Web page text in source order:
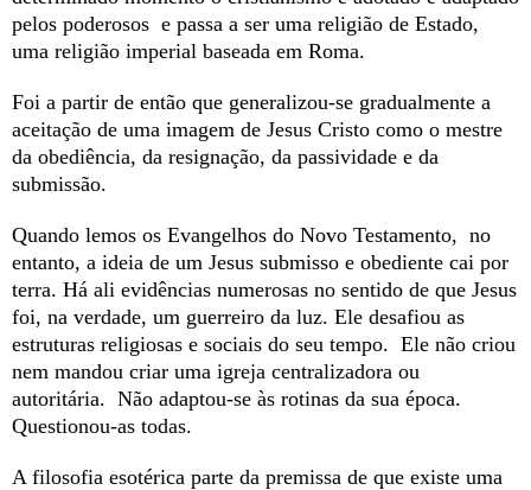
pelos poderosos e passa a ser uma religião de Estado,
uma religião imperial baseada em Roma.
Foi a partir de então que generalizou-se gradualmente a
aceitação de uma imagem de Jesus Cristo como o mestre
da obediência, da resignação, da passividade e da
submissão.
Quando lemos os Evangelhos do Novo Testamento, no
entanto, a ideia de um Jesus submisso e obediente cai por
terra. Há ali evidências numerosas no sentido de que Jesus
foi, na verdade, um guerreiro da luz. Ele desafiou as
estruturas religiosas e sociais do seu tempo. Ele não criou
nem mandou criar uma igreja centralizadora ou
autoritária. Não adaptou-se às rotinas da sua época.
Questionou-as todas.
A filosofia esotérica parte da premissa de que existe uma